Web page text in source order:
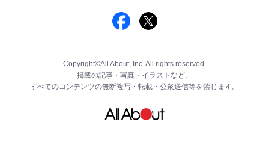
Copyright©All About, Inc. All rights reserved.
掲載の記事・写真・イラストなど、
すべてのコンテンツの無断複写・転載・公衆送信等を禁じます。